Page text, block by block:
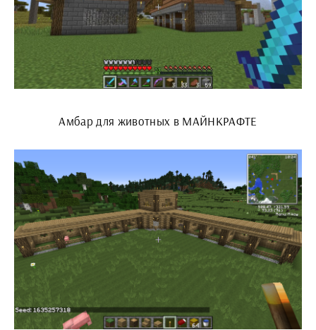
Амбар для животных в МАЙНКРАФТЕ